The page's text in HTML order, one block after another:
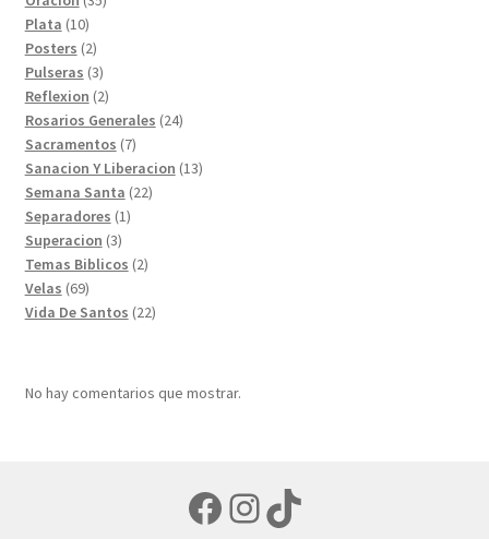
Plata 1010
productos
Posters 22
productos
Pulseras 33
productos
Reflexion 22
productos
Rosarios Generales 2424
Sacramentos 77
productos
Sanacion Y Liberacion 1313
Semana Santa 2222
Separadores 11
Superacion 33
productos
Temas Biblicos 22
Velas 6969
productos
Vida De Santos 2222
No hay comentarios que mostrar.
Facebook
Instagram
TikTok